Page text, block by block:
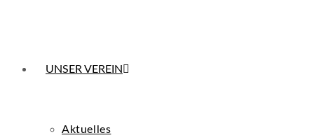
UNSER VEREIN
Aktuelles